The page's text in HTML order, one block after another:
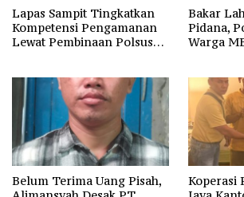
Lapas Sampit Tingkatkan
Kompetensi Pengamanan
Lewat Pembinaan Polsus
Bakar
Pidana,
Warga
Belum Terima Uang Pisah,
Koperasi